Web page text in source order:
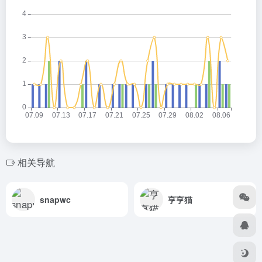
相关导航
snapwc 亨亨猫